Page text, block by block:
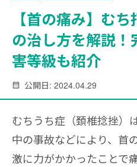
【首の痛み】むち
の治し方を解説
害等級も紹介
公開日: 2024.04.29
むちうち症（頚椎捻挫）
中の事故などにより、首
激に力がかかったことで